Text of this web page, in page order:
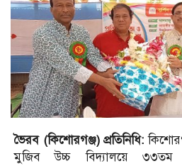
ভৈরব (কিশোরগঞ্জ) প্রতিনিধি:
মুজিব উচ্চ বিদ্যালয়ে ৩৩তম